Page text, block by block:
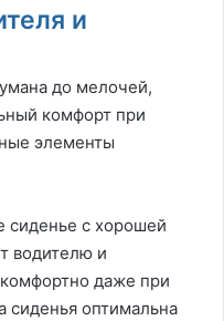
и
до мелочей,
комфорт при
элементы
сиденье с хорошей
водителю и
комфортно даже при
сиденья оптимальна